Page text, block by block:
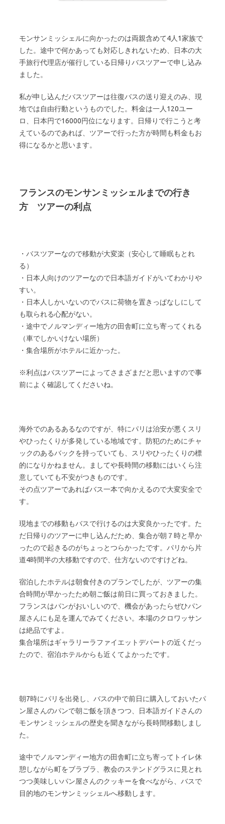
モンサンミッシェルに向かったのは両親含めて4人1家族で
した。途中で何かあっても対応しきれないため、日本の大
手旅行代理店が催行している日帰りバスツアーで申し込み
ました。
私が申し込んだバスツアーは往復バスの送り迎えのみ、現
地では自由行動というものでした。料金は一人120ユー
ロ、日本円で16000円位になります。日帰りで行こうと考
えているのであれば、ツアーで行った方が時間も料金もお
得になるかと思います。
フランスのモンサンミッシェルまでの行き
方 ツアーの利点
・バスツアーなので移動が大変楽（安心して睡眠もとれ
る）
・日本人向けのツアーなので日本語ガイドがいてわかりや
すい。
・日本人しかいないのでバスに荷物を置きっぱなしにして
も取られる心配がない。
・途中でノルマンディー地方の田舎町に立ち寄ってくれる
（車でしかいけない場所）
・集合場所がホテルに近かった。
※利点はバスツアーによってさまざまだと思いますので事
前によく確認してくださいね。
海外でのあるあるなのですが、特にパリは治安が悪くスリ
やひったくりが多発している地域です。防犯のためにチャ
ックのあるバックを持っていても、スリやひったくりの標
的になりかねません。ましてや長時間の移動にはいくら注
意していても不安がつきものです。
その点ツアーであればバス一本で向かえるので大変安全で
す。
現地までの移動もバスで行けるのは大変良かったです。た
だ日帰りのツアーに申し込んだため、集合が朝７時と早か
ったので起きるのがちょっとつらかったです。パリから片
道4時間半の大移動ですので、仕方ないのですけどね。
宿泊したホテルは朝食付きのプランでしたが、ツアーの集
合時間が早かったため朝ご飯は前日に買っておきました。
フランスはパンがおいしいので、機会があったらぜひパン
屋さんにも足を運んでみてください。本場のクロワッサン
は絶品ですよ。
集合場所はギャラリーラファイエットデパートの近くだっ
たので、宿泊ホテルからも近くてよかったです。
朝7時にパリを出発し、バスの中で前日に購入しておいたパ
ン屋さんのパンで朝ご飯を頂きつつ、日本語ガイドさんの
モンサンミッシェルの歴史を聞きながら長時間移動しまし
た。
途中でノルマンディー地方の田舎町に立ち寄ってトイレ休
憩しながら町をブラブラ、教会のステンドグラスに見とれ
つつ美味しいパン屋さんのクッキーを食べながら、バスで
目的地のモンサンミッシェルへ移動します。